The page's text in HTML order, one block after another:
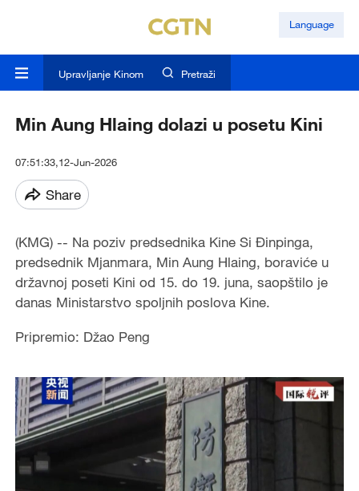
Language
Upravljanje Kinom Pretraži
Min Aung Hlaing dolazi u posetu Kini
07:51:33,12-Jun-2026
Share
(KMG) -- Na poziv predsednika Kine Si Đinpinga,
predsednik Mjanmara, Min Aung Hlaing, boraviće u
državnoj poseti Kini od 15. do 19. juna, saopštilo je
danas Ministarstvo spoljnih poslova Kine.
Pripremio: Džao Peng